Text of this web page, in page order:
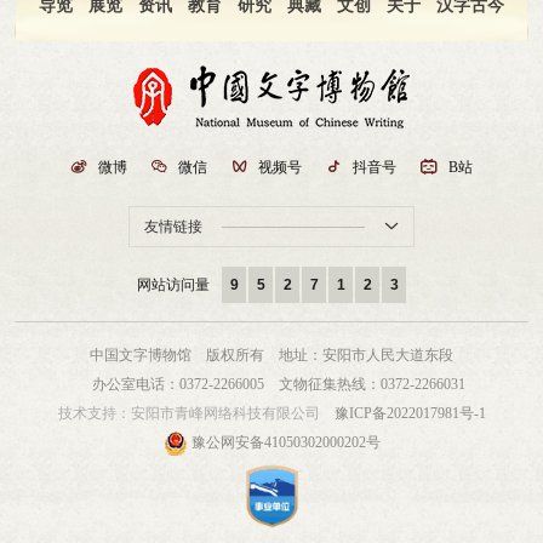
导览 展览 资讯 教育 研究 典藏 文创 关于 汉字古今
友情链接 
 微博  微信  视频号  抖音号  B站
网站访问量 9 5 2 7 1 2 3
中国文字博物馆 版权所有 地址：安阳市人民大道东段
办公室电话：0372-2266005 文物征集热线：0372-2266031
技术支持： 安阳市青峰网络科技有限公司
豫ICP备2022017981号-1
豫公网安备41050302000202号